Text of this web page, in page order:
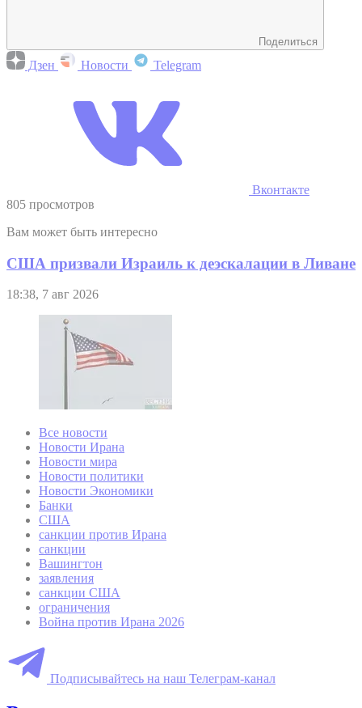
Поделиться
Дзен Новости Telegram
Вконтакте
805 просмотров
Вам может быть интересно
США призвали Израиль к деэскалации в Ливане
18:38, 7 авг 2026
Все новости
Новости Ирана
Новости мира
Новости политики
Новости Экономики
Банки
США
санкции против Ирана
санкции
Вашингтон
заявления
санкции США
ограничения
Война против Ирана 2026
Подписывайтесь на наш Телеграм-канал